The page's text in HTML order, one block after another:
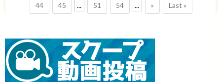
44 45 ... 51 54 ... » Last »